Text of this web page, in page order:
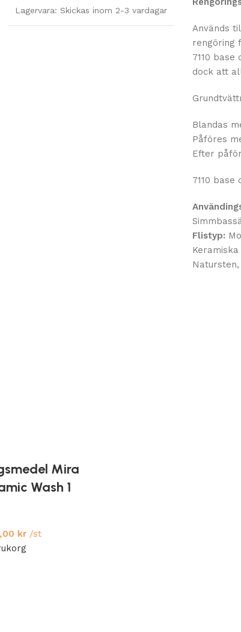
Lagervara: Skickas inom 2-3 vardagar
Används
rengöring
7110
dock att
Blandas
Påföres
Efter
7110
Flistyp:
Mira
Wash 1
kr/st